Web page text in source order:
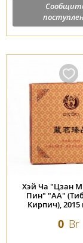
Хэй Ча "Цзан
Пин" "АА"
Кирпич), 2015
0 Br